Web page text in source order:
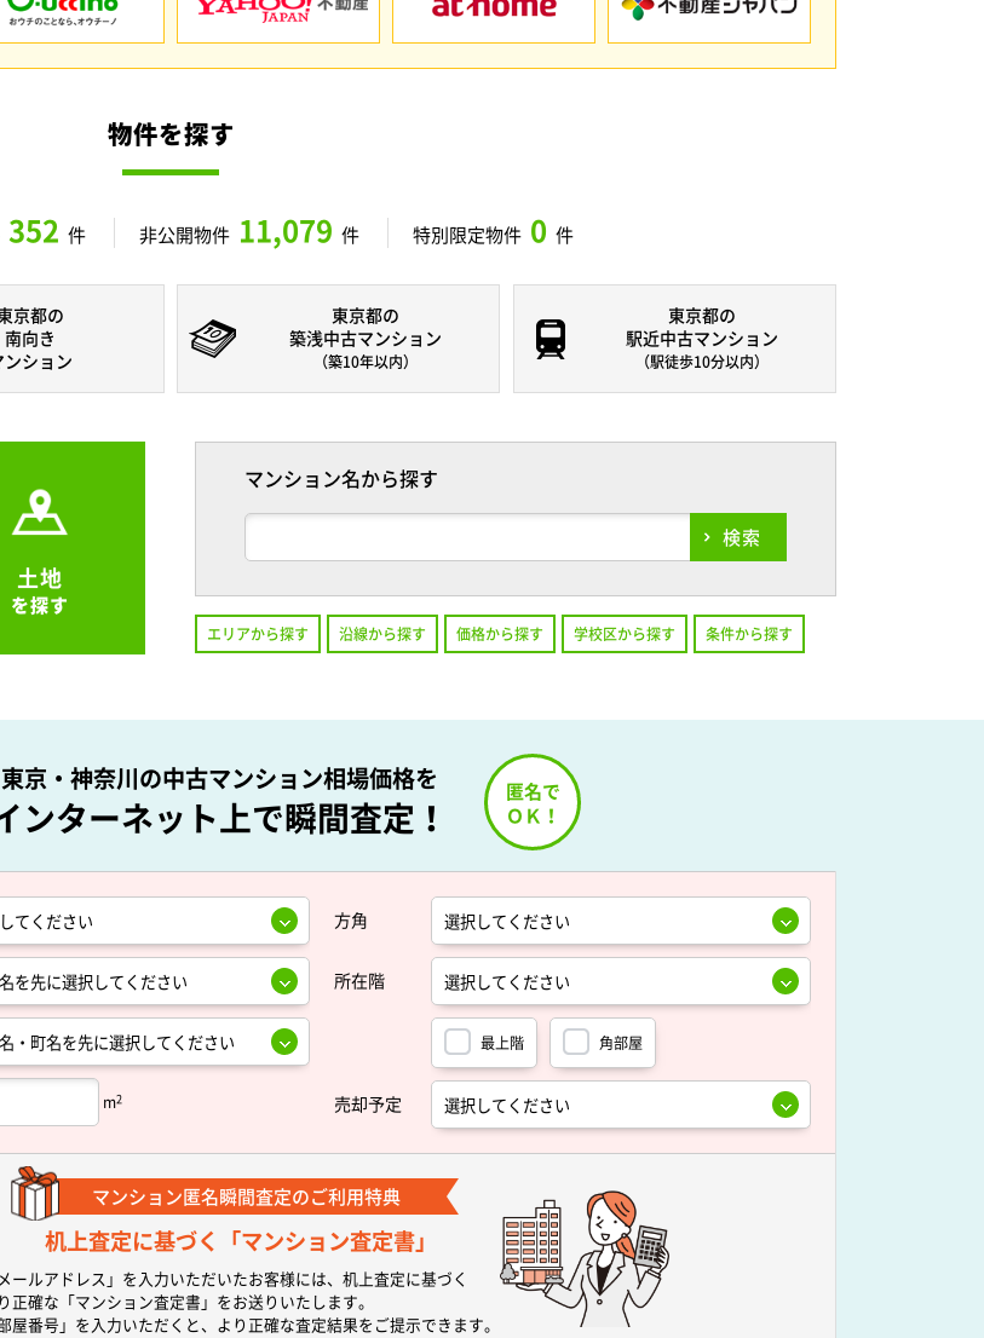
物件を探す
352 件 非公開物件 11,079 件 特別限定物件 0 件
京都の
南向き
ンション
東京都の
築浅中古マンション
（築10年以内）
東京都の
駅近中古マンション
（駅徒歩10分以内）
土地
を探す
マンション名から探す
検索
エリアから探す 沿線から探す 価格から探す 学校区から探す 条件から探す
東京・神奈川の中古マンション相場価格を
ンターネット上で瞬間査定！
m2
方角
所在階
最上階 角部屋
売却予定
マンション匿名瞬間査定のご利用特典
机上査定に基づく 「マンション査定書」
メールアドレス」を入力いただいたお客様には、机上査定に基づく
正確な 「マンション査定書」 をお送りいたします。
部屋番号」を入力いただくと、より正確な査定結果をご提示できます。